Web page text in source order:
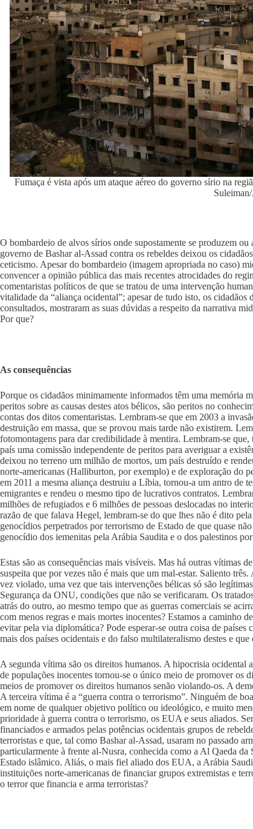
Fumaça é vista após um ataque aéreo do governo sírio na
O bombardeio de alvos sírios onde supostamente se produzem ou
governo de Bashar al-Assad contra os rebeldes deixou os
ceticismo. Apesar do bombardeio (imagem apropriada no caso)
convencer a opinião pública das mais recentes atrocidades do
comentaristas políticos de que se tratou de uma intervenção
vitalidade da “aliança ocidental”; apesar de tudo isto, os
consultados, mostraram as suas dúvidas a respeito da narrativa
Por que?
As consequências
Porque os cidadãos minimamente informados têm uma memória
peritos sobre as causas destes atos bélicos, são peritos no
contas dos ditos comentaristas. Lembram-se que em 2003 a
destruição em massa, que se provou mais tarde não existirem.
fotomontagens para dar credibilidade à mentira. Lembram-se
país uma comissão independente de peritos para averiguar a
deixou no terreno um milhão de mortos, um país destruído e
norte-americanas (Halliburton, por exemplo) e de exploração do
em 2011 a mesma aliança destruiu a Líbia, tornou-a um antro de
emigrantes e rendeu o mesmo tipo de lucrativos contratos.
milhões de refugiados e 6 milhões de pessoas deslocadas no
razão de que falava Hegel, lembram-se do que lhes não é dito
genocídios perpetrados por terrorismo de Estado de que quase
genocídio dos iemenitas pela Arábia Saudita e o dos palestinos
Estas são as consequências mais visíveis. Mas há outras vítimas
suspeita que por vezes não é mais que um mal-estar. Saliento
vez violado, uma vez que tais intervenções bélicas só são
Segurança da ONU, condições que não se verificaram. Os
atrás do outro, ao mesmo tempo que as guerras comerciais se
com menos regras e mais mortes inocentes? Estamos a caminho
evitar pela via diplomática? Pode esperar-se outra coisa de
mais dos países ocidentais e do falso multilateralismo destes e
A segunda vítima são os direitos humanos. A hipocrisia ocidental
de populações inocentes tornou-se o único meio de promover os
meios de promover os direitos humanos senão violando-os. A
A terceira vítima é a “guerra contra o terrorismo”. Ninguém de
em nome de qualquer objetivo político ou ideológico, e muito
prioridade à guerra contra o terrorismo, os EUA e seus aliados.
financiados e armados pelas potências ocidentais grupos de
terroristas e que, tal como Bashar al-Assad, usaram no passado
particularmente à frente al-Nusra, conhecida como a Al Qaeda
Estado islâmico. Aliás, o mais fiel aliado dos EUA, a Arábia
instituições norte-americanas de financiar grupos extremistas e
o terror que financia e arma terroristas?